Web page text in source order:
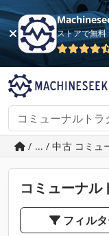
ストアで無料
/ ... / 中古 コミュ
コミューナル
フィル